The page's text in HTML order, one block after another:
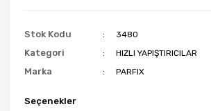
Stok Kodu 3480
Kategori HIZLI YAPIŞTIRICILAR
Marka PARFIX
Seçenekler